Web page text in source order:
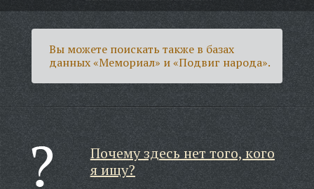
Вы можете поискать также в базах
данных «Мемориал» и «Подвиг народа».
Почему здесь нет того, кого
я ищу?